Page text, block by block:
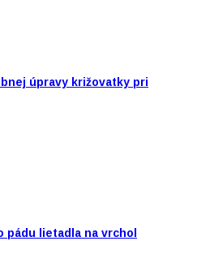
úpravy križovatky pri
pádu lietadla na vrchol